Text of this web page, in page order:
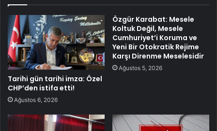
Tarihi gün tarihi imza: Özel
CHP’den istifa etti!
Ağustos 6, 2026
Özgür Karabat: Mesele
Koltuk Değil, Mesele
Cumhuriyet’i Koruma ve
Yeni Bir Otokratik Rejime
Karşı Direnme Meselesidir
Ağustos 5, 2026